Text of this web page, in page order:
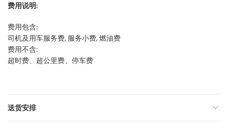
费用说明:
费用包含:
司机及用车服务费, 服务小费, 燃油费
费用不含:
超时费、超公里费、停车费
送货安排